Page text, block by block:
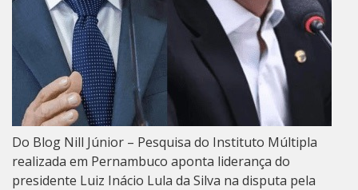
Do Blog Nill Júnior – Pesquisa do Instituto Múltipla
realizada em Pernambuco aponta liderança do
presidente Luiz Inácio Lula da Silva na disputa pela